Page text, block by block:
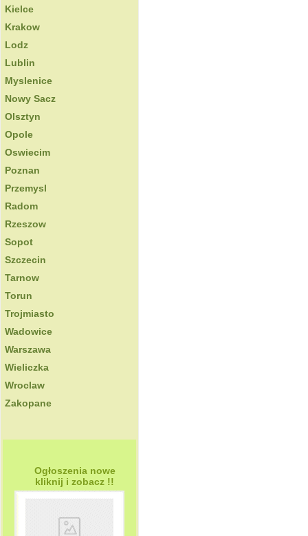
Kielce
Krakow
Lodz
Lublin
Myslenice
Nowy Sacz
Olsztyn
Opole
Oswiecim
Poznan
Przemysl
Radom
Rzeszow
Sopot
Szczecin
Tarnow
Torun
Trojmiasto
Wadowice
Warszawa
Wieliczka
Wroclaw
Zakopane
Ogłoszenia nowe
kliknij i zobacz !!